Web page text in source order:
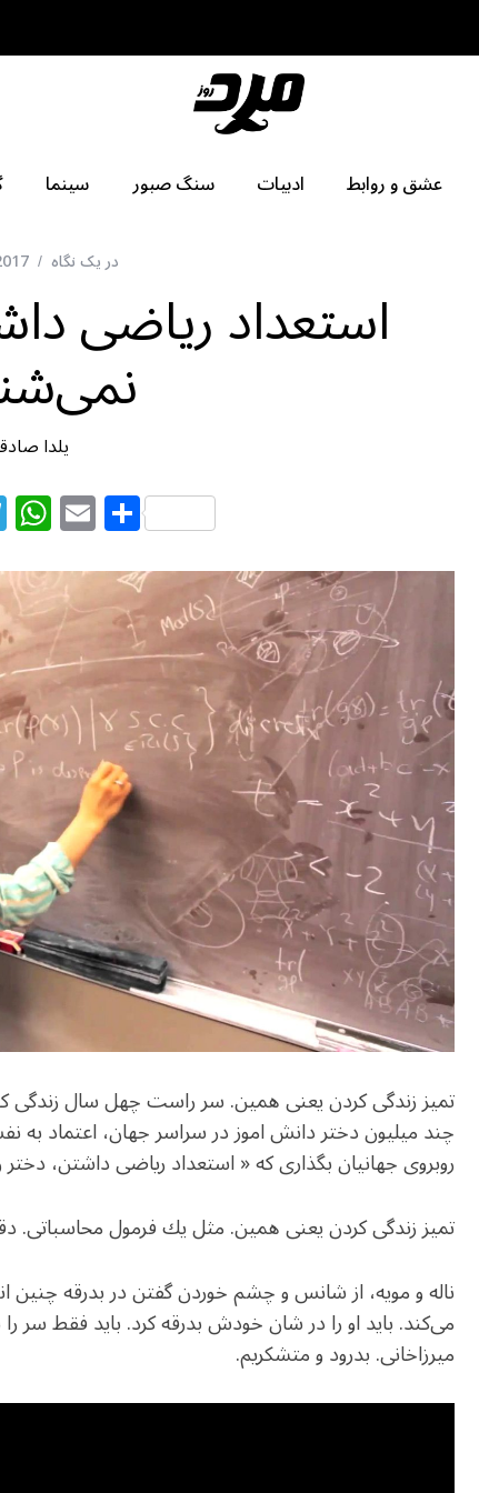
عشق و روابط ادبیات سنگ صبور سینما
در یک نگاه
استعداد رياضی
یلدا
T
el
e
g
ra
m
W
h
at
s
A
p
p
E
m
ai
l
S
h
ar
e
تميز زندگی كردن يعنی همين. سر راست چهل سال زندگی
چند ميليون دختر دانش اموز در سراسر جهان، اعتماد به
روبروی جهانيان بگذاری كه « استعداد رياضی داشتن،
تميز زندگی كردن يعنی همين. مثل يك فرمول محاسباتی.
ناله و مويه، از شانس و چشم خوردن گفتن در بدرقه چنين
می‌كند. بايد او را در شان خودش بدرقه كرد. بايد فقط سر را
ميرزاخانی. بدرود و متشكريم.